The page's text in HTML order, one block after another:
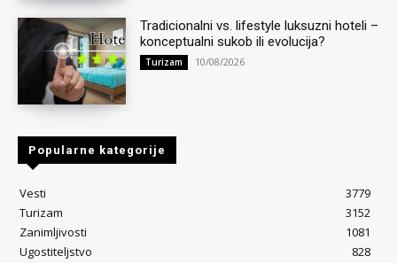
Tradicionalni vs. lifestyle luksuzni hoteli –
konceptualni sukob ili evolucija?
Turizam 10/08/2026
Popularne kategorije
Vesti
3779
Turizam
3152
Zanimljivosti
1081
Ugostiteljstvo
828